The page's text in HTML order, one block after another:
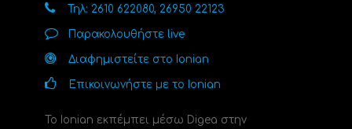
Τηλ: 2610 622080, 26950 22123
Παρακολουθήστε live
Διαφημιστείτε στο Ionian
Επικοινωνήστε με το Ionian
Το Ionian εκπέμπει μέσω Digea στην